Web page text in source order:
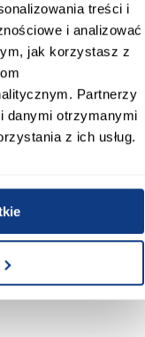
treści i
i analizować
jak korzystasz z
Partnerzy
danymi otrzymanymi
z ich usług.